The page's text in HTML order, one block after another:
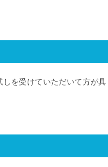
を受けていただいて方が具